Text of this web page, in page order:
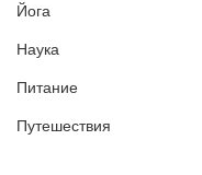
Йога
Наука
Питание
Путешествия